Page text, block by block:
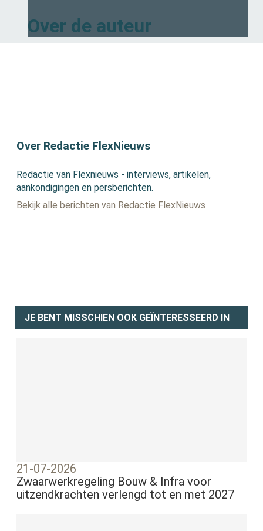
Over de auteur
Over Redactie FlexNieuws
Redactie van Flexnieuws - interviews, artikelen,
aankondigingen en persberichten.
Bekijk alle berichten van Redactie FlexNieuws
JE BENT MISSCHIEN OOK GEÏNTERESSEERD IN
21-07-2026
Zwaarwerkregeling Bouw & Infra voor
uitzendkrachten verlengd tot en met 2027